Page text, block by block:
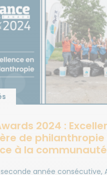
2024 :
de philanthropie
à la communauté
année consécutive,